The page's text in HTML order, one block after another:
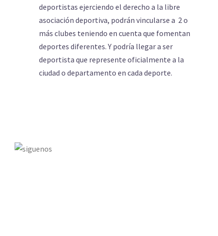
deportistas ejerciendo el derecho a la libre
asociación deportiva, podrán vincularse a 2 o
más clubes teniendo en cuenta que fomentan
deportes diferentes. Y podría llegar a ser
deportista que represente oficialmente a la
ciudad o departamento en cada deporte.